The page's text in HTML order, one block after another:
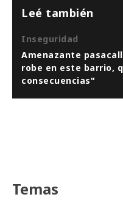
Leé también
Inseguridad
Amenazante
robe en este barrio,
consecuencias"
Temas